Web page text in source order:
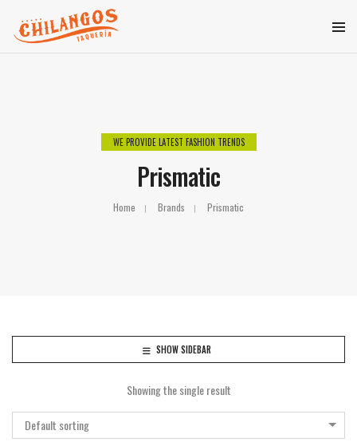
WE PROVIDE LATEST FASHION TRENDS
Prismatic
Home Brands Prismatic
SHOW SIDEBAR
Showing the single result
Default sorting